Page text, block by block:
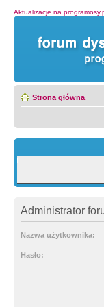
Aktualizacje na
Strona główna
Administrator
Nazwa użytkownika:
Hasło: